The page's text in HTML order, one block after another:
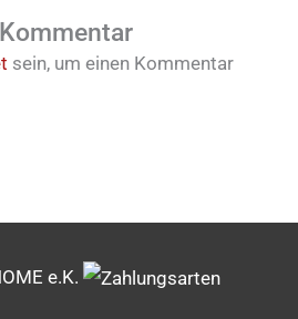
sein, um einen Kommentar
e.K.